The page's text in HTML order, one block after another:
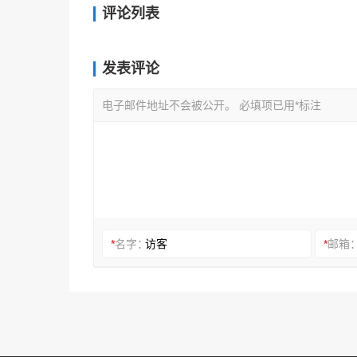
评论列表
发表评论
电子邮件地址不会被公开。 必填项已用*标注
*名字： *邮箱